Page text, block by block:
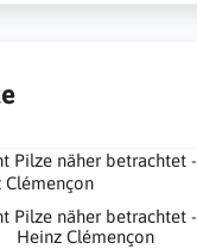
Pilze näher betrachtet -
Heinz Clémençon